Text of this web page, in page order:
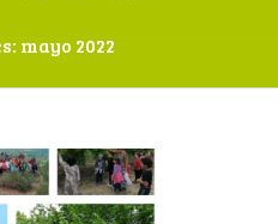
mayo 2022